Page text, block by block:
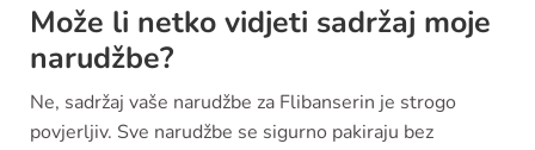
Može li netko vidjeti sadržaj moje
narudžbe?
Ne, sadržaj vaše narudžbe za Flibanserin je strogo
povjerljiv. Sve narudžbe se sigurno pakiraju bez